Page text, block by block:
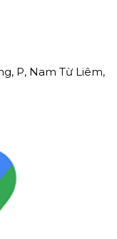
P, Nam Từ Liêm,